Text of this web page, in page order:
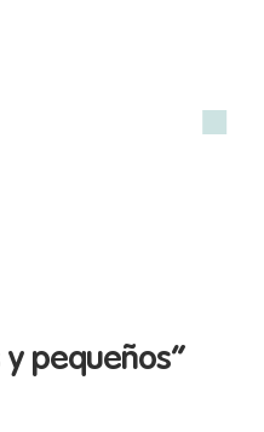
pequeños”